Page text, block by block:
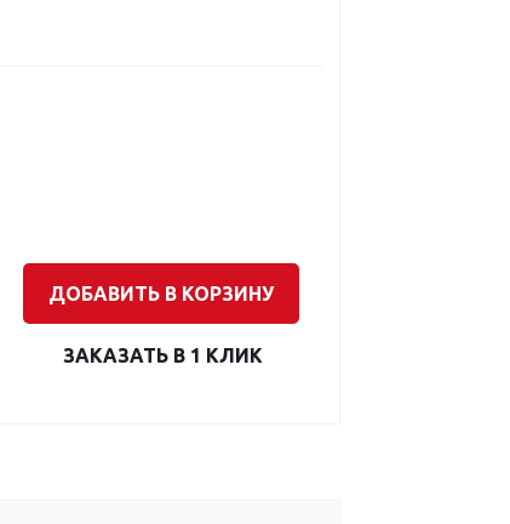
ДОБАВИТЬ В КОРЗИНУ
ЗАКАЗАТЬ В 1 КЛИК